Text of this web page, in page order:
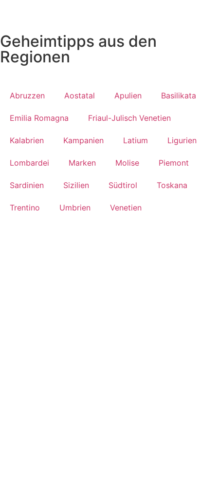
Geheimtipps aus den
Regionen
Abruzzen Aostatal Apulien Basilikata
Emilia Romagna Friaul-Julisch Venetien
Kalabrien Kampanien Latium Ligurien
Lombardei Marken Molise Piemont
Sardinien Sizilien Südtirol Toskana
Trentino Umbrien Venetien